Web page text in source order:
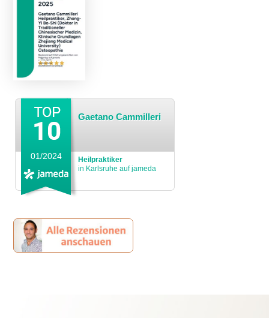
Gaetano Cammilleri
Heilpraktiker
in Karlsruhe auf jameda
01/2024